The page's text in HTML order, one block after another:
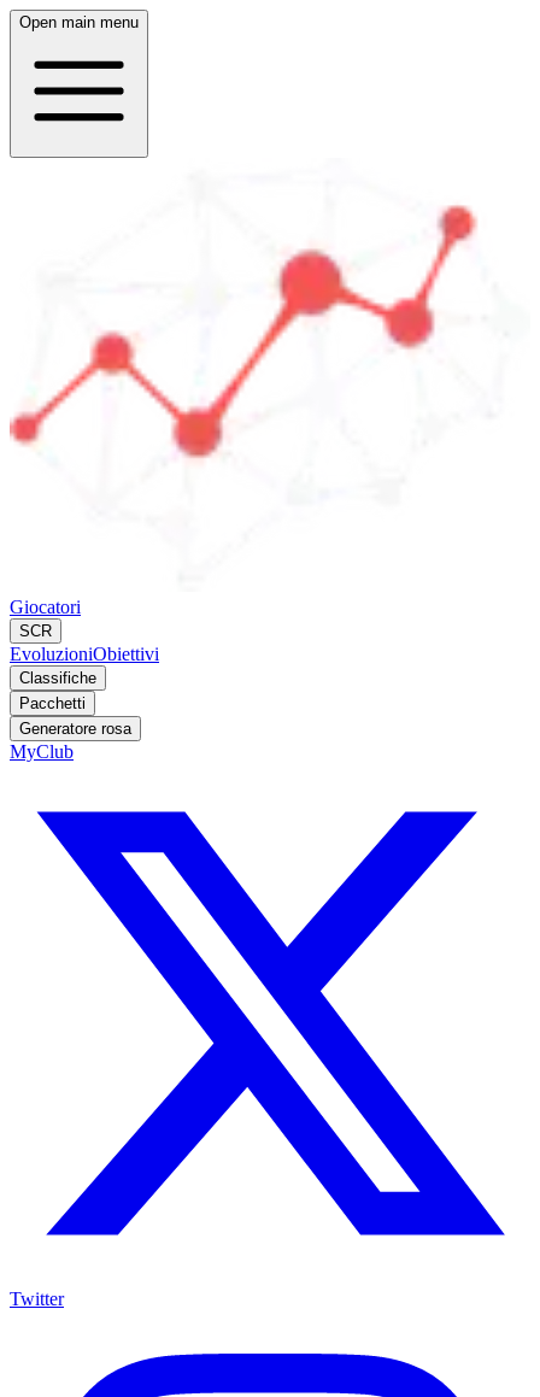
Open main menu
Giocatori
SCR
EvoluzioniObiettivi
Classifiche
Pacchetti
Generatore rosa
MyClub
Twitter